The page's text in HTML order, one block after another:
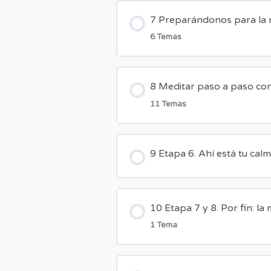
7 Preparándonos para la
6 Temas
7.2 ¿Cuándo y dónde
8 Meditar paso a paso
11 Temas
8.1 Hacia una mente
8.2 Meditamos:
9 Etapa 6. Ahí está tu
10 Etapa 7 y 8. Por fin: la
1 Tema